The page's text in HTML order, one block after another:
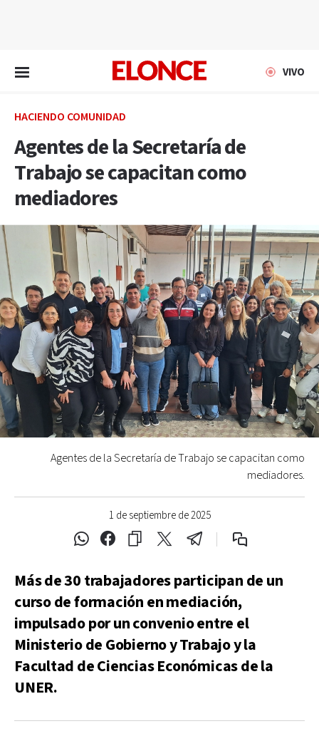
VIVO
HACIENDO COMUNIDAD
Agentes de la Secretaría de
Trabajo se capacitan como
mediadores
1 de septiembre de 2025
Agentes de la Secretaría de Trabajo se capacitan como
mediadores.
Más de 30 trabajadores participan de un
curso de formación en mediación,
impulsado por un convenio entre el
Ministerio de Gobierno y Trabajo y la
Facultad de Ciencias Económicas de la
UNER.